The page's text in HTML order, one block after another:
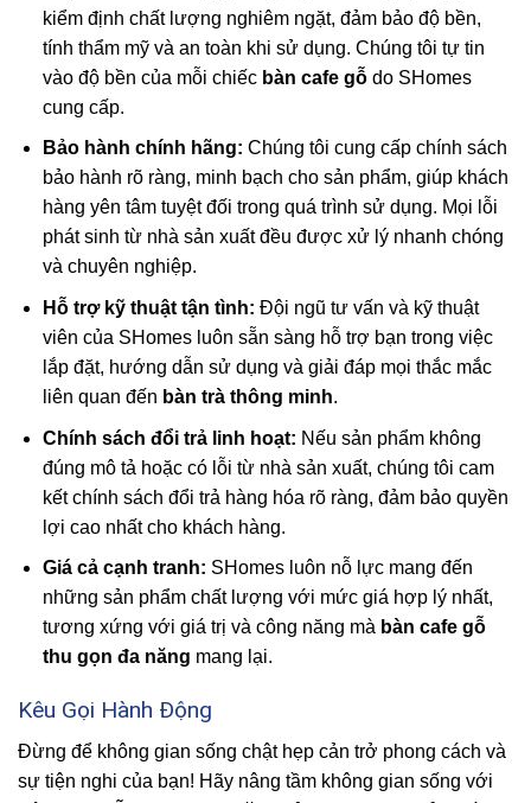
kiểm định chất lượng nghiêm ngặt, đảm bảo độ bền,
tính thẩm mỹ và an toàn khi sử dụng. Chúng tôi tự tin
vào độ bền của mỗi chiếc bàn cafe gỗdo SHomes
cung cấp.
Bảo hành chính hãng: Chúng tôi cung cấp chính sách
bảo hành rõ ràng, minh bạch cho sản phẩm, giúp khách
hàng yên tâm tuyệt đối trong quá trình sử dụng. Mọi lỗi
phát sinh từ nhà sản xuất đều được xử lý nhanh chóng
và chuyên nghiệp.
Hỗ trợ kỹ thuật tận tình: Đội ngũ tư vấn và kỹ thuật
viên của SHomes luôn sẵn sàng hỗ trợ bạn trong việc
lắp đặt, hướng dẫn sử dụng và giải đáp mọi thắc mắc
liên quan đến bàn trà thông minh.
Chính sách đổi trả linh hoạt: Nếu sản phẩm không
đúng mô tả hoặc có lỗi từ nhà sản xuất, chúng tôi cam
kết chính sách đổi trả hàng hóa rõ ràng, đảm bảo quyền
lợi cao nhất cho khách hàng.
Giá cả cạnh tranh: SHomes luôn nỗ lực mang đến
những sản phẩm chất lượng với mức giá hợp lý nhất,
tương xứng với giá trị và công năng mà bàn cafe gỗ
thu gọn đa năng mang lại.
Kêu Gọi Hành Động
Đừng để không gian sống chật hẹp cản trở phong cách và
sự tiện nghi của bạn! Hãy nâng tầm không gian sống với